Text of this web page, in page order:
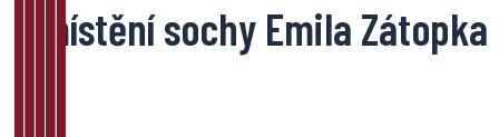
Umístění sochy Emila Zátopka